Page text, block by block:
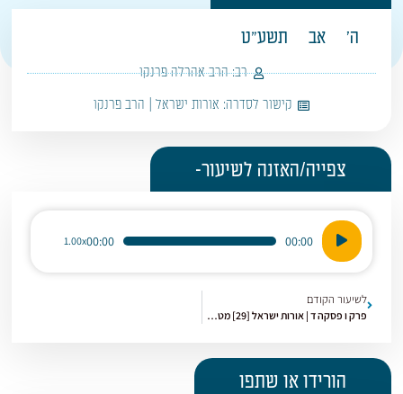
ה' אב תשע"ט
רב: הרב אהרלה פרנקו
קישור לסדרה: אורות ישראל | הרב פרנקו
צפייה/האזנה לשיעור-
נגן
אודיו
00:00
00:00
1.00x
לשיעור הקודם
פרק ו פסקה ד | אורות ישראל [29] מטרת הגלות
הורידו או שתפו